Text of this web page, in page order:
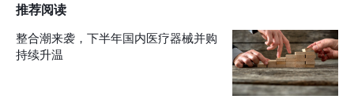
推荐阅读
整合潮来袭，下半年国内医疗器械并购
持续升温